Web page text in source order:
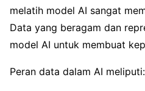
melatih model AI sangat
Data yang beragam dan
model AI untuk membuat
Peran data dalam AI meliputi: